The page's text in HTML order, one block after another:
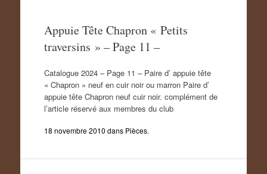
Appuie Tête Chapron « Petits
traversins » – Page 11 –
Catalogue 2024 – Page 11 – Paire d’ appuie tête
« Chapron » neuf en cuir noir ou marron Paire d’
appuie tête Chapron neuf cuir noir. complément de
l’article réservé aux membres du club
18 novembre 2010 dans Pièces.